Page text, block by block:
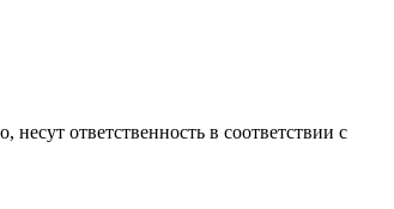
ответственность в соответствии с